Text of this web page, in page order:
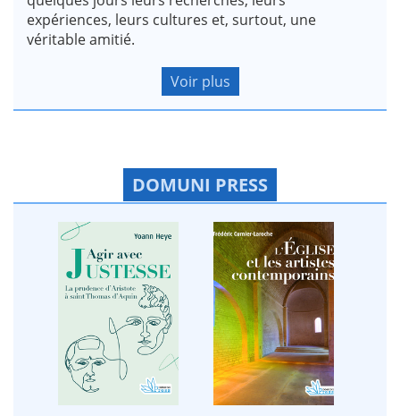
expériences, leurs cultures et, surtout, une
véritable amitié.
Voir plus
DOMUNI PRESS